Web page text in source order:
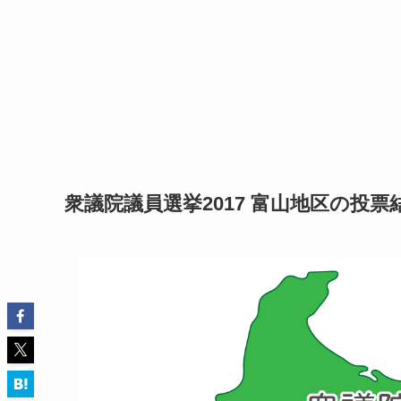
衆議院議員選挙2017 富山地区の投票